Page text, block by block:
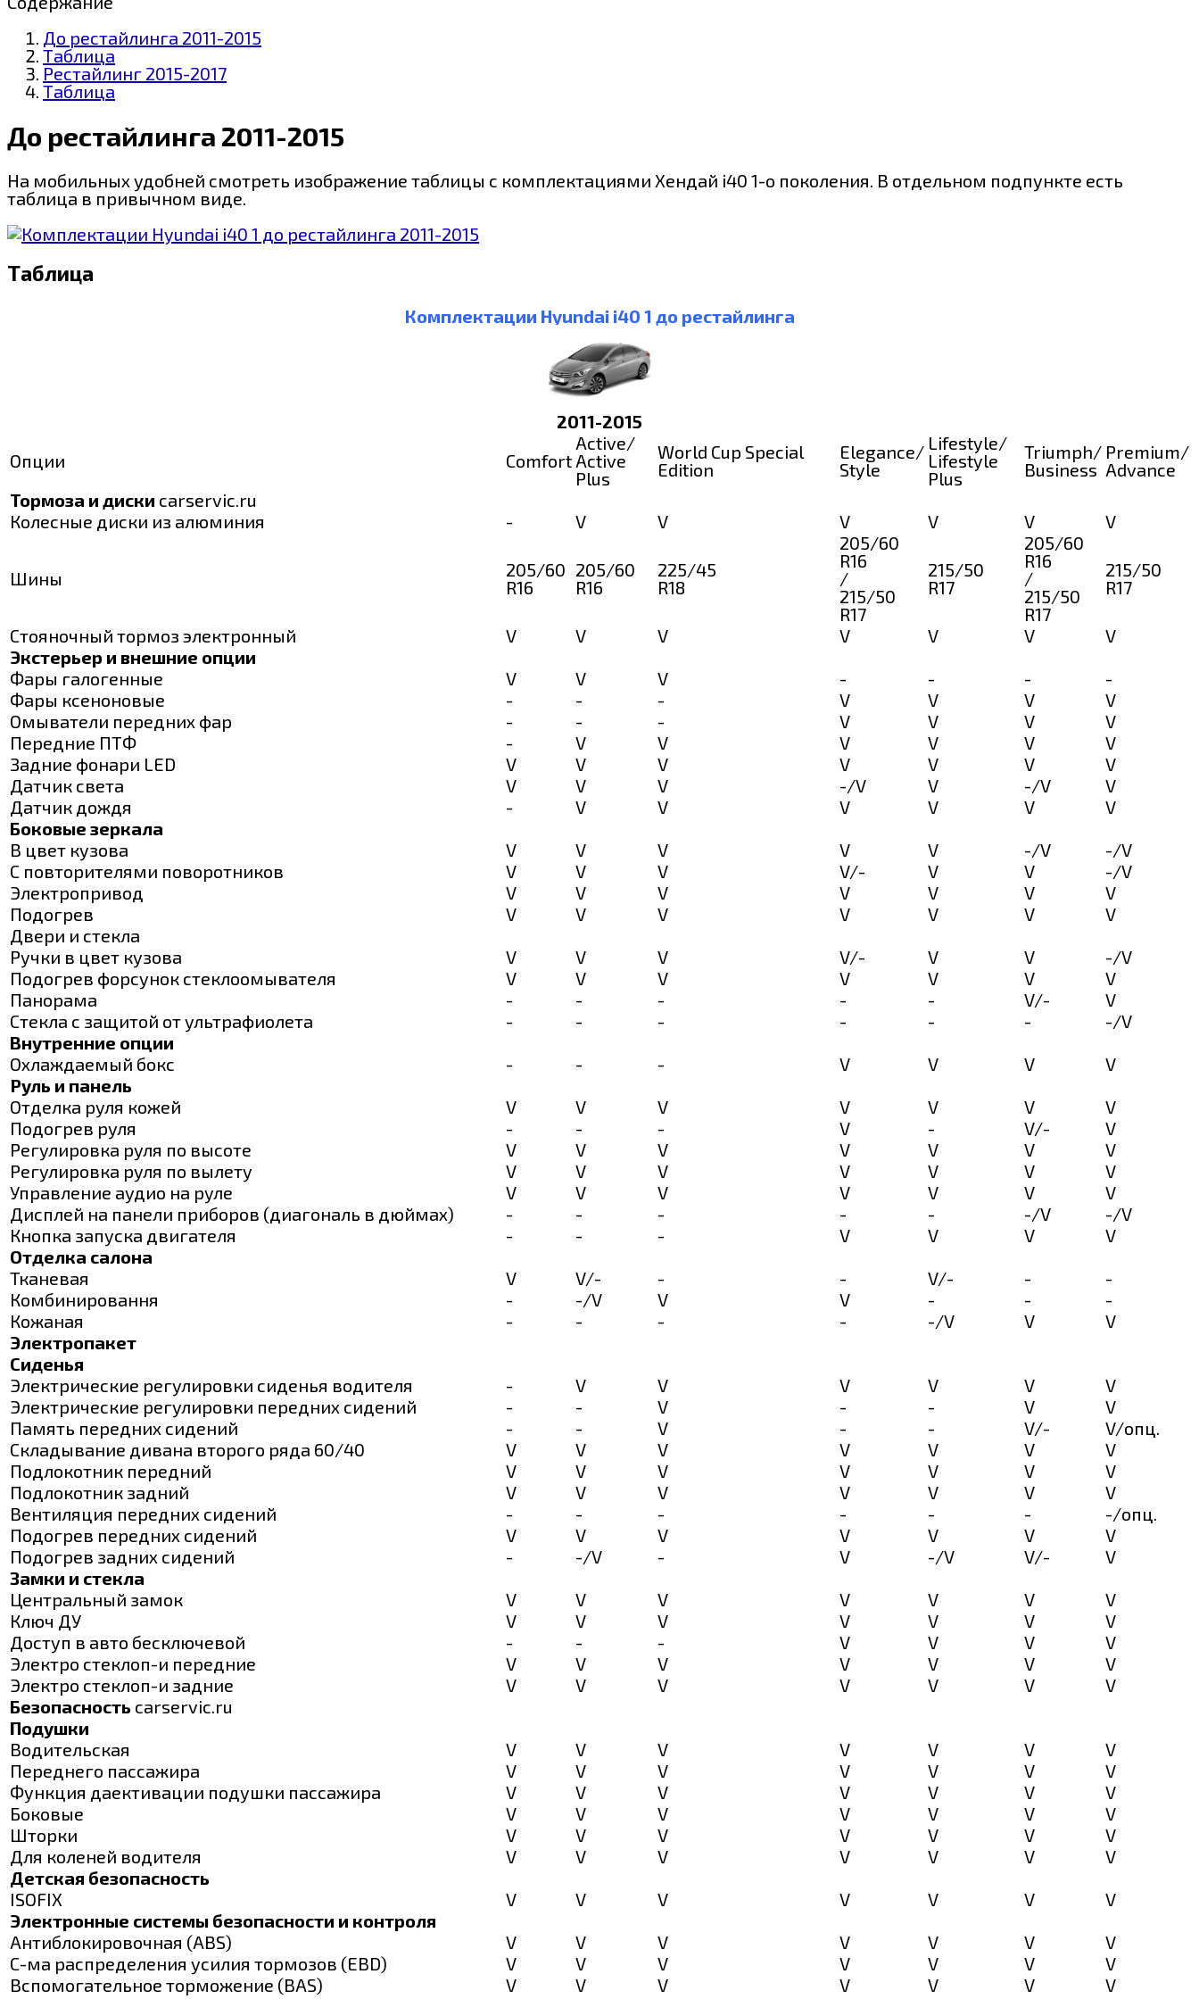
До рестайлинга 2011-2015
Таблица
Рестайлинг 2015-2017
Таблица
До рестайлинга 2011-2015
На мобильных удобней смотреть изображение таблицы с комплектациями Хендай i40 1-о поколения. В отдельном подпункте есть
таблица в привычном виде.
Таблица
Комплектации Hyundai i40 1 до рестайлинга
2011-2015
Опции
Comfort
Active/
Active
Plus
World Cup Special
Edition
Elegance/
Style
Lifestyle/
Lifestyle
Plus
Triumph/
Business
Premium/
Advance
Тормоза и диски carservic.ru
Колесные диски из алюминия
- V V V V V V
Шины
205/60
R16
205/60
R16
225/45
R18
205/60
R16
/
215/50
R17
215/50
R17
205/60
R16
/
215/50
R17
215/50
R17
Стояночный тормоз электронный V V V V V V
V
Экстерьер и внешние опции
Фары галогенные
V V V - - -
-
Фары ксеноновые
- - - V V V
V
Омыватели передних фар
- - - V V V
V
Передние ПТФ
- V V V V V
V
Задние фонари LED
V V V V V V
V
Датчик света
V V V -/V V -/V
V
Датчик дождя
- V V V V V
V
Боковые зеркала
В цвет кузова
V V V V V -/V
-/V
С повторителями поворотников
V V V V/- V V
-/V
Электропривод
V V V V V V
V
Подогрев
V V V V V V
V
Двери и стекла
Ручки в цвет кузова
V V V V/- V V
-/V
Подогрев форсунок стеклоомывателя
V V V V V V
V
Панорама
- - - - - V/-
V
Стекла с защитой от ультрафиолета
- - - - - -
-/V
Внутренние опции
Охлаждаемый бокс
- - - V V V
V
Руль и панель
Отделка руля кожей
V V V V V V
V
Подогрев руля
- - - V - V/-
V
Регулировка руля по высоте
V V V V V V
V
Регулировка руля по вылету
V V V V V V
V
Управление аудио на руле
V V V V V V
V
Дисплей на панели приборов (диагональ в дюймах)
- - - - - -/V
-/V
Кнопка запуска двигателя
- - - V V V
V
Отделка салона
Тканевая
V V/- - - V/- -
-
Комбинировання
- -/V V V - -
-
Кожаная
- - - - -/V V
V
Электропакет
Сиденья
Электрические регулировки сиденья водителя
- V V V V V
V
Электрические регулировки передних сидений
- - V - - V
V
Память передних сидений
- - V - - V/-
V/опц.
Складывание дивана второго ряда 60/40
V V V V V V
V
Подлокотник передний
V V V V V V
V
Подлокотник задний
V V V V V V
V
Вентиляция передних сидений
- - - - - -
-/опц.
Подогрев передних сидений
V V V V V V
V
Подогрев задних сидений
- -/V - V -/V V/-
V
Замки и стекла
Центральный замок
V V V V V V
V
Ключ ДУ
V V V V V V
V
Доступ в авто бесключевой
- - - V V V
V
Электро стеклоп-и передние
V V V V V V
V
Электро стеклоп-и задние
V V V V V V
V
Безопасность carservic.ru
Подушки
Водительская
V V V V V V
V
Переднего пассажира
V V V V V V
V
Функция даективации подушки пассажира
V V V V V V
V
Боковые
V V V V V V
V
Шторки
V V V V V V
V
Для коленей водителя
V V V V V V
V
Детская безопасность
ISOFIX
V V V V V V
V
Электронные системы безопасности и контроля
Антиблокировочная (ABS)
V V V V V V
V
С-ма распределения усилия тормозов (EBD)
V V V V V V
V
Вспомогательное торможение (BAS)
V V V V V V
V